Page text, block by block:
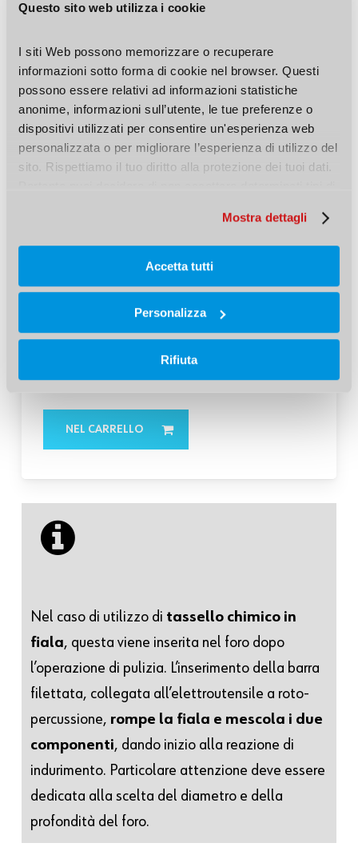
Questo sito web utilizza i cookie
I siti Web possono memorizzare o recuperare
informazioni sotto forma di cookie nel browser. Questi
possono essere relativi ad informazioni statistiche
anonime, informazioni sull’utente, le tue preferenze o
dispositivi utilizzati per consentire un'esperienza web
personalizzata o per migliorare l’esperienza di utilizzo del
sito. Rispettiamo il tuo diritto alla protezione dei tuoi dati.
Mostra dettagli
Accetta tutti
Personalizza
Rifiuta
L’estrusione deve avvenire da fondo foro verso
l’esterno, lasciando l’ugello immerso nella resina, in
modo daevitare che si creino vuoti d’aria
all’interno. È sufficiente riempire 2/3 del volume
NEL CARRELLO
Nel caso di utilizzo di tassello chimico in
fiala, questa viene inserita nel foro dopo
l’operazione di pulizia. L’inserimento della barra
filettata, collegata all’elettroutensile a roto-
percussione, rompe la fiala e mescola i due
componenti, dando inizio alla reazione di
indurimento. Particolare attenzione deve essere
dedicata alla scelta del diametro e della
profondità del foro.